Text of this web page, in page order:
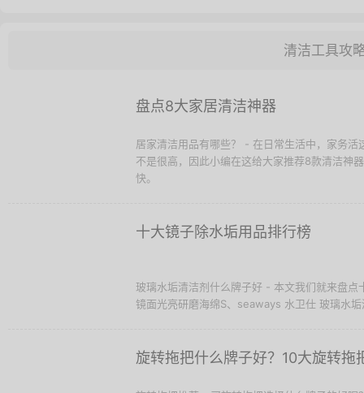
清洁工具攻
盘点8大家居清洁神器
居家清洁用品有哪些？ - 在日常生活中，家务
不是很高，因此小编在这给大家推荐8款清洁神
快。
十大镜子除水垢用品排行榜
玻璃水垢清洁剂什么牌子好 - 本文我们就来盘
镜面光亮研磨海绵S、seaways 水卫仕 玻璃水
旋转拖把什么牌子好？10大旋转拖